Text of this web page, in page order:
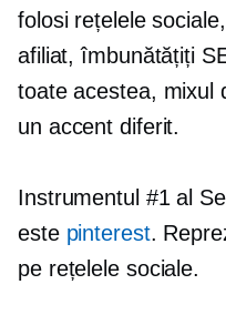
folosi rețelele
afiliat, îmbunătățiți
toate acestea, mixul
un accent diferit.
Instrumentul #1 al
este pinterest.
pe rețelele sociale.